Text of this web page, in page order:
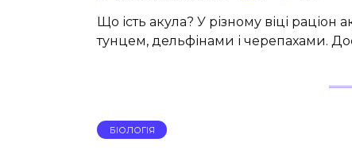
Що ість акула? У різному віці
тунцем, дельфінами і черепахами.
БІОЛОГІЯ